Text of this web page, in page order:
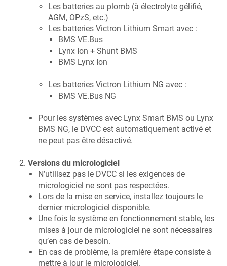
Les batteries au plomb (à électrolyte gélifié,
AGM, OPzS, etc.)
Les batteries Victron Lithium Smart avec :
BMS VE.Bus
Lynx Ion + Shunt BMS
BMS Lynx Ion
Les batteries Victron Lithium NG avec :
BMS VE.Bus NG
Pour les systèmes avec Lynx Smart BMS ou Lynx
BMS NG, le DVCC est automatiquement activé et
ne peut pas être désactivé.
Versions du micrologiciel
N’utilisez pas le DVCC si les exigences de
micrologiciel ne sont pas respectées.
Lors de la mise en service, installez toujours le
dernier micrologiciel disponible.
Une fois le système en fonctionnement stable, les
mises à jour de micrologiciel ne sont nécessaires
qu’en cas de besoin.
En cas de problème, la première étape consiste à
mettre à jour le micrologiciel.